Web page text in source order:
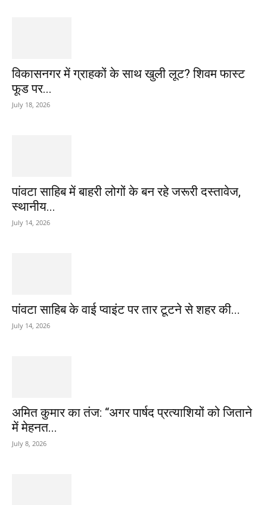
विकासनगर में ग्राहकों के साथ खुली लूट? शिवम फास्ट
फूड पर...
July 18, 2026
पांवटा साहिब में बाहरी लोगों के बन रहे जरूरी दस्तावेज,
स्थानीय...
July 14, 2026
पांवटा साहिब के वाई प्वाइंट पर तार टूटने से शहर की...
July 14, 2026
अमित कुमार का तंज: “अगर पार्षद प्रत्याशियों को जिताने
में मेहनत...
July 8, 2026